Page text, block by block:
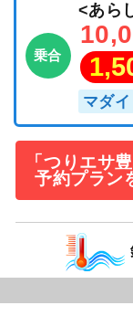
乗合
<あら
マダイ
「つりエサ
予約プラン